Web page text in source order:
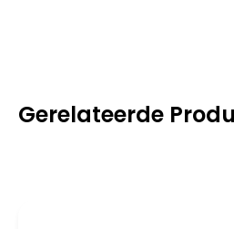
Gerelateerde